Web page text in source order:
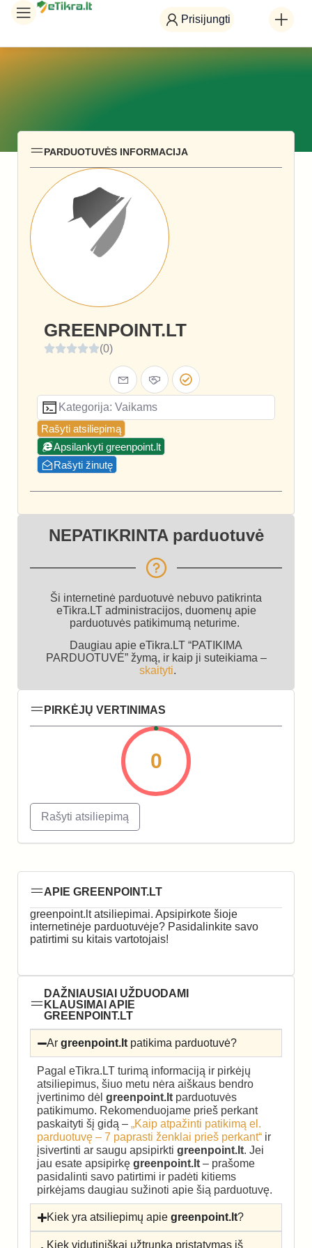
Prisijungti
PARDUOTUVĖS INFORMACIJA
GREENPOINT.LT
(0)
Kategorija: Vaikams
Rašyti atsiliepimą
Apsilankyti greenpoint.lt
Rašyti žinutę
NEPATIKRINTA parduotuvė
Ši internetinė parduotuvė nebuvo patikrinta
eTikra.LT administracijos, duomenų apie
parduotuvės patikimumą neturime.
Daugiau apie eTikra.LT “PATIKIMA
PARDUOTUVĖ” žymą, ir kaip ji suteikiama –
skaityti.
PIRKĖJŲ VERTINIMAS
0
Rašyti atsiliepimą
APIE GREENPOINT.LT
greenpoint.lt atsiliepimai. Apsipirkote šioje
internetinėje parduotuvėje? Pasidalinkite savo
patirtimi su kitais vartotojais!
DAŽNIAUSIAI UŽDUODAMI
KLAUSIMAI APIE
GREENPOINT.LT
Argreenpoint.lt patikima parduotuvė?
Pagal eTikra.LT turimą informaciją ir pirkėjų
atsiliepimus, šiuo metu nėra aiškaus bendro
įvertinimo dėl greenpoint.lt parduotuvės
patikimumo. Rekomenduojame prieš perkant
paskaityti šį gidą – „Kaip atpažinti patikimą el.
parduotuvę – 7 paprasti ženklai prieš perkant“ ir
įsivertinti ar saugu apsipirkti greenpoint.lt. Jei
jau esate apsipirkę greenpoint.lt – prašome
pasidalinti savo patirtimi ir padėti kitiems
pirkėjams daugiau sužinoti apie šią parduotuvę.
Kiek yra atsiliepimų apiegreenpoint.lt?
Kiek vidutiniškai užtrunka pristatymas iš